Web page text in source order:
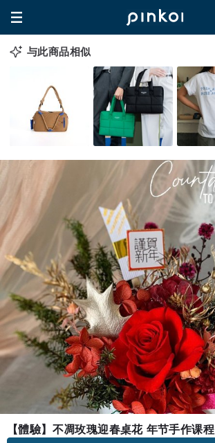
与此商品相似
【體驗】不凋玫瑰迎春桌花 年节手作课程